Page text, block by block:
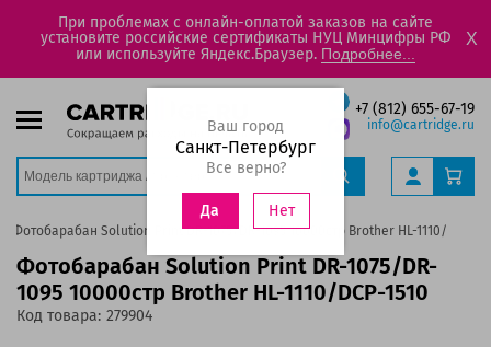
При проблемах с онлайн-оплатой заказов на сайте
установите российские сертификаты НУЦ Минцифры РФ
или используйте Яндекс.Браузер. Подробнее...
X
+7 (812) 655-67-19
info@cartridge.ru
Ваш город
Санкт-Петербург
Все верно?
Да Нет
Фотобарабан Solution Print DR-1075/DR-1095 10000стр Brother HL-1110/DCP-
Фотобарабан Solution Print DR-1075/DR-
1095 10000стр Brother HL-1110/DCP-1510
Код товара: 279904